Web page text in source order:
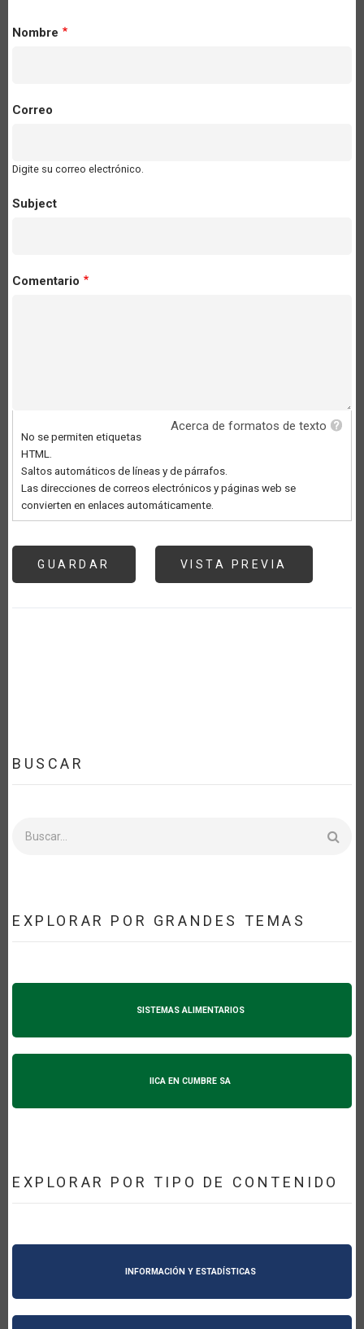
Nombre
Correo
Digite su correo electrónico.
Subject
Comentario
Acerca de formatos de texto
No se permiten etiquetas
HTML.
Saltos automáticos de líneas y de párrafos.
Las direcciones de correos electrónicos y páginas web se
convierten en enlaces automáticamente.
BUSCAR
EXPLORAR POR GRANDES TEMAS
SISTEMAS ALIMENTARIOS
IICA EN CUMBRE SA
EXPLORAR POR TIPO DE CONTENIDO
INFORMACIÓN Y ESTADÍSTICAS